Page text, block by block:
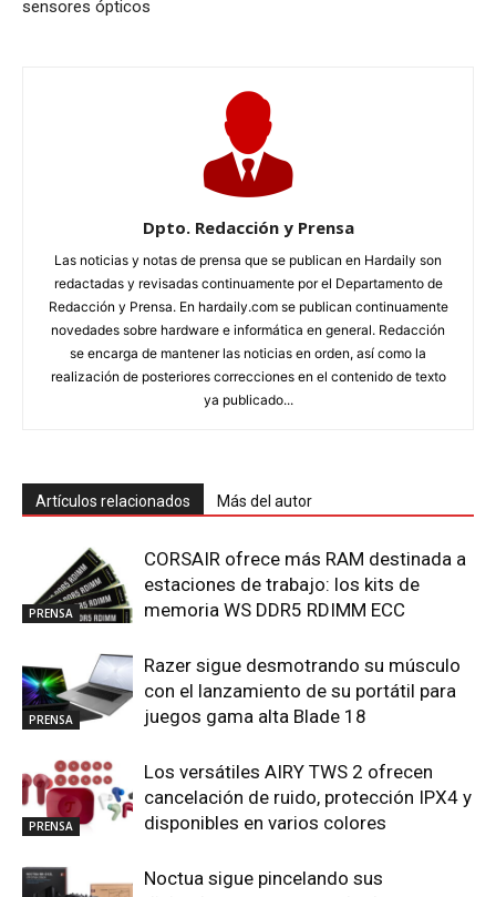
sensores ópticos
Dpto. Redacción y Prensa
Las noticias y notas de prensa que se publican en Hardaily son
redactadas y revisadas continuamente por el Departamento de
Redacción y Prensa. En hardaily.com se publican continuamente
novedades sobre hardware e informática en general. Redacción
se encarga de mantener las noticias en orden, así como la
realización de posteriores correcciones en el contenido de texto
ya publicado...
Artículos relacionados Más del autor
PRENSA
CORSAIR ofrece más RAM destinada a
estaciones de trabajo: los kits de
memoria WS DDR5 RDIMM ECC
PRENSA
Razer sigue desmotrando su músculo
con el lanzamiento de su portátil para
juegos gama alta Blade 18
PRENSA
Los versátiles AIRY TWS 2 ofrecen
cancelación de ruido, protección IPX4 y
disponibles en varios colores
Noctua sigue pincelando sus